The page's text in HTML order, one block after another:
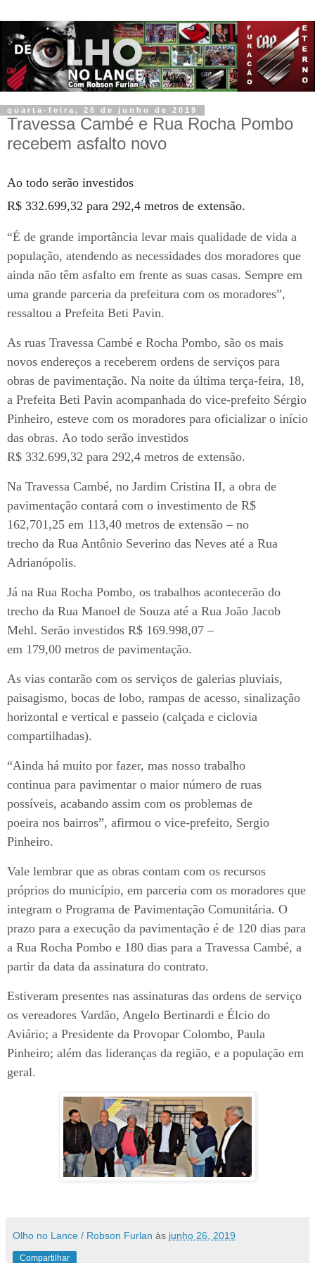
quarta-feira, 26 de junho de 2019
Travessa Cambé e Rua Rocha Pombo
recebem asfalto novo
Ao todo serão investidos
R$ 332.699,32 para 292,4 metros de extensão.
“É de grande importância levar mais qualidade de vida a
população, atendendo as necessidades dos moradores que
ainda não têm asfalto em frente as suas casas. Sempre em
uma grande parceria da prefeitura com os moradores”,
ressaltou a Prefeita Beti Pavin.
As ruas Travessa Cambé e Rocha Pombo, são os mais
novos endereços a receberem ordens de serviços para
obras de pavimentação. Na noite da última terça-feira, 18,
a Prefeita Beti Pavin acompanhada do vice-prefeito Sérgio
Pinheiro, esteve com os moradores para oficializar o início
das obras. Ao todo serão investidos
R$ 332.699,32 para 292,4 metros de extensão.
Na Travessa Cambé, no Jardim Cristina II, a obra de
pavimentação contará com o investimento de R$
162,701,25 em 113,40 metros de extensão – no
trecho da Rua Antônio Severino das Neves até a Rua
Adrianópolis.
Já na Rua Rocha Pombo, os trabalhos acontecerão do
trecho da Rua Manoel de Souza até a Rua João Jacob
Mehl. Serão investidos R$ 169.998,07 –
em 179,00 metros de pavimentação.
As vias contarão com os serviços de galerias pluviais,
paisagismo, bocas de lobo, rampas de acesso, sinalização
horizontal e vertical e passeio (calçada e ciclovia
compartilhadas).
“Ainda há muito por fazer, mas nosso trabalho
continua para pavimentar o maior número de ruas
possíveis, acabando assim com os problemas de
poeira nos bairros”, afirmou o vice-prefeito, Sergio
Pinheiro.
Vale lembrar que as obras contam com os recursos
próprios do município, em parceria com os moradores que
integram o Programa de Pavimentação Comunitária. O
prazo para a execução da pavimentação é de 120 dias para
a Rua Rocha Pombo e 180 dias para a Travessa Cambé, a
partir da data da assinatura do contrato.
Estiveram presentes nas assinaturas das ordens de serviço
os vereadores Vardão, Angelo Bertinardi e Élcio do
Aviário; a Presidente da Provopar Colombo, Paula
Pinheiro; além das lideranças da região, e a população em
geral.
Olho no Lance / Robson Furlan às junho 26, 2019
Compartilhar